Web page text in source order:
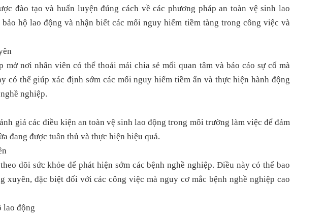
đào tạo và huấn luyện đúng cách về các phương pháp an toàn vệ sinh lao
hộ lao động và nhận biết các mối nguy hiểm tiềm tàng trong công việc và
mở nơi nhân viên có thể thoải mái chia sẻ mối quan tâm và báo cáo sự cố mà
có thể giúp xác định sớm các mối nguy hiểm tiềm ẩn và thực hiện hành động
nghiệp.
giá các điều kiện an toàn vệ sinh lao động trong môi trường làm việc để đảm
đang được tuân thủ và thực hiện hiệu quả.
dõi sức khỏe để phát hiện sớm các bệnh nghề nghiệp. Điều này có thể bao
xuyên, đặc biệt đối với các công việc mà nguy cơ mắc bệnh nghề nghiệp cao
lao động